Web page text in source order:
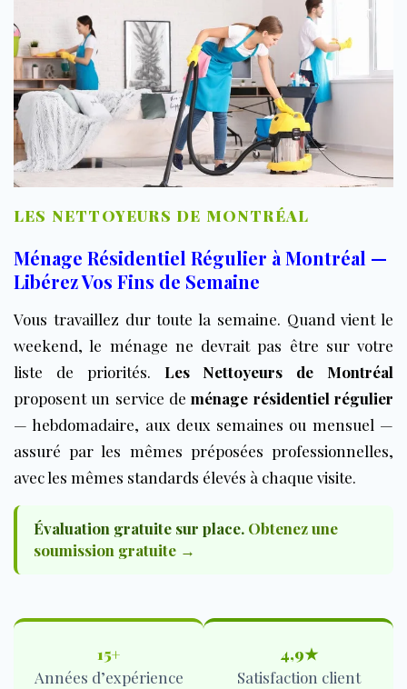
LES NETTOYEURS DE MONTRÉAL
Ménage Résidentiel Régulier à Montréal —
Libérez Vos Fins de Semaine
Vous travaillez dur toute la semaine. Quand vient le
weekend, le ménage ne devrait pas être sur votre
liste de priorités. Les Nettoyeurs de Montréal
proposent un service deménage résidentiel régulier
— hebdomadaire, aux deux semaines ou mensuel —
assuré par les mêmes préposées professionnelles,
avec les mêmes standards élevés à chaque visite.
Évaluation gratuite sur place. Obtenez une
soumission gratuite →
15+
Années d’expérience
4,9★
Satisfaction client